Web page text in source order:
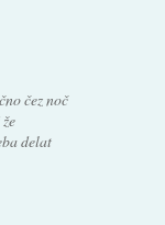
čez noč
delat